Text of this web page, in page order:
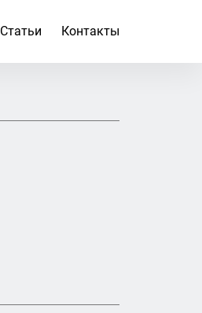
Статьи Контакты